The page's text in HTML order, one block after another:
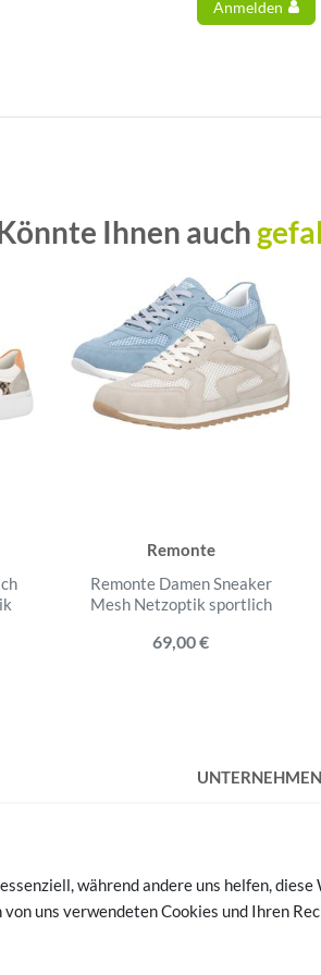
Anmelden
Ihnen auch
Remonte
Remonte Damen Sneaker
Mesh Netzoptik sportlich
69,00 €
UNTERNEHMEN
Impressum
während andere uns helfen, diese
uns verwendeten Cookies und Ihren